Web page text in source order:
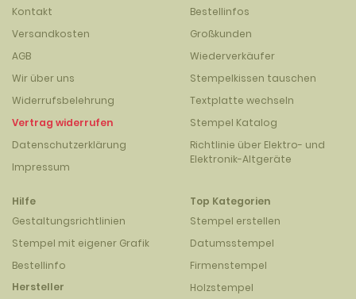
Kontakt
Versandkosten
AGB
Wir über uns
Widerrufsbelehrung
Vertrag widerrufen
Datenschutzerklärung
Impressum
Bestellinfos
Großkunden
Wiederverkäufer
Stempelkissen tauschen
Textplatte wechseln
Stempel Katalog
Richtlinie über Elektro- und
Elektronik-Altgeräte
Hilfe
Gestaltungsrichtlinien
Stempel mit eigener Grafik
Bestellinfo
Hersteller
Top Kategorien
Stempel erstellen
Datumsstempel
Firmenstempel
Holzstempel